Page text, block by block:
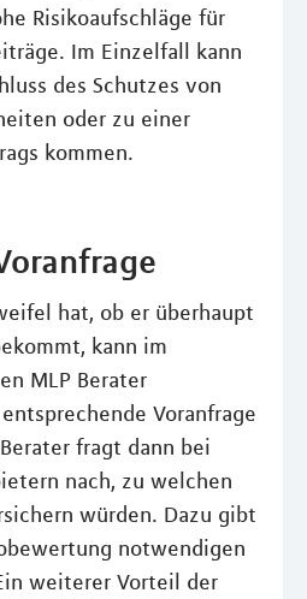
Risikoaufschläge für
Im Einzelfall kann
des Schutzes von
oder zu einer
kommen.
hat, ob er überhaupt
kann im
MLP Berater
Voranfrage
fragt dann bei
nach, zu welchen
würden. Dazu gibt
notwendigen
weiterer Vorteil der